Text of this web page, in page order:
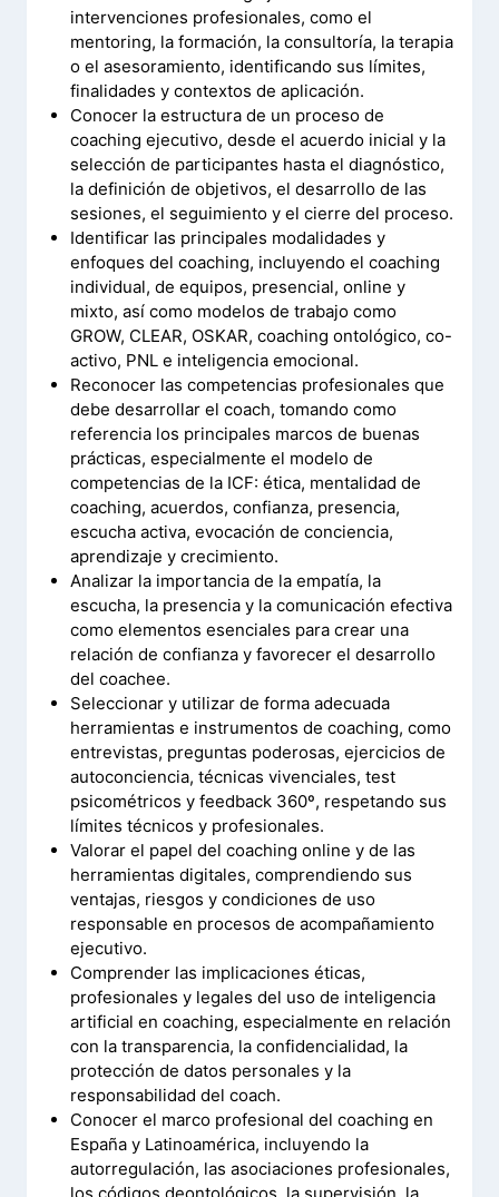
intervenciones profesionales, como el
mentoring, la formación, la consultoría, la terapia
o el asesoramiento, identificando sus límites,
finalidades y contextos de aplicación.
Conocer la estructura de un proceso de
coaching ejecutivo, desde el acuerdo inicial y la
selección de participantes hasta el diagnóstico,
la definición de objetivos, el desarrollo de las
sesiones, el seguimiento y el cierre del proceso.
Identificar las principales modalidades y
enfoques del coaching, incluyendo el coaching
individual, de equipos, presencial, online y
mixto, así como modelos de trabajo como
GROW, CLEAR, OSKAR, coaching ontológico, co-
activo, PNL e inteligencia emocional.
Reconocer las competencias profesionales que
debe desarrollar el coach, tomando como
referencia los principales marcos de buenas
prácticas, especialmente el modelo de
competencias de la ICF: ética, mentalidad de
coaching, acuerdos, confianza, presencia,
escucha activa, evocación de conciencia,
aprendizaje y crecimiento.
Analizar la importancia de la empatía, la
escucha, la presencia y la comunicación efectiva
como elementos esenciales para crear una
relación de confianza y favorecer el desarrollo
del coachee.
Seleccionar y utilizar de forma adecuada
herramientas e instrumentos de coaching, como
entrevistas, preguntas poderosas, ejercicios de
autoconciencia, técnicas vivenciales, test
psicométricos y feedback 360º, respetando sus
límites técnicos y profesionales.
Valorar el papel del coaching online y de las
herramientas digitales, comprendiendo sus
ventajas, riesgos y condiciones de uso
responsable en procesos de acompañamiento
ejecutivo.
Comprender las implicaciones éticas,
profesionales y legales del uso de inteligencia
artificial en coaching, especialmente en relación
con la transparencia, la confidencialidad, la
protección de datos personales y la
responsabilidad del coach.
Conocer el marco profesional del coaching en
España y Latinoamérica, incluyendo la
autorregulación, las asociaciones profesionales,